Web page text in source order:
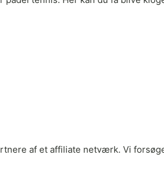
af et affiliate netværk. Vi